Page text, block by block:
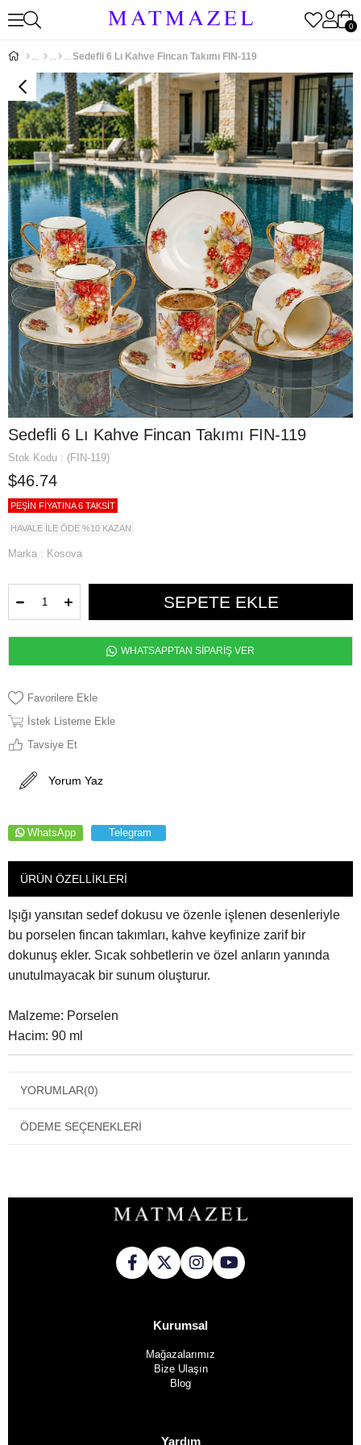
0
Sedefli 6 Lı Kahve Fincan Takımı FIN-119
Sedefli 6 Lı Kahve Fincan Takımı FIN-119
Stok Kodu (FIN-119)
$46.74
PEŞİN FİYATINA 6 TAKSİT
HAVALE İLE ÖDE %10 KAZAN
Marka : Kosova
WHATSAPPTAN SİPARİŞ VER
Favorilere Ekle
İstek Listeme Ekle
Tavsiye Et
Yorum Yaz
WhatsApp Telegram
ÜRÜN ÖZELLIKLERI
Işığı yansıtan sedef dokusu ve özenle işlenen desenleriyle
bu porselen fincan takımları, kahve keyfinize zarif bir
dokunuş ekler. Sıcak sohbetlerin ve özel anların yanında
unutulmayacak bir sunum oluşturur.
Malzeme: Porselen
Hacim: 90 ml
YORUMLAR(0)
ÖDEME SEÇENEKLERI
Kurumsal
Mağazalarımız
Bize Ulaşın
Blog
Yardım